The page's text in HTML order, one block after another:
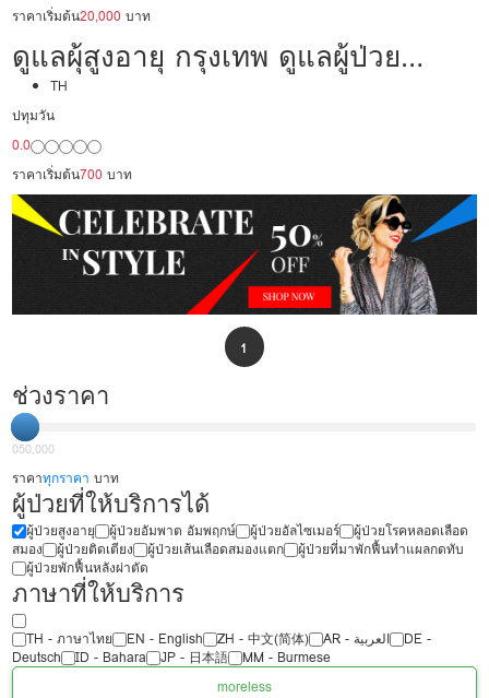
ราคาเริ่มต้น20,000 บาท
ดูแลผุ้สูงอายุ กรุงเทพ ดูแลผู้ป่วย
20,000/เดือน มืออาชีพ พร้อมทำงาน
TH
ปทุมวัน
0.0
ราคาเริ่มต้น700 บาท
1
ช่วงราคา
050,000
ราคาทุกราคา บาท
ผู้ป่วยที่ให้บริการได้
ผู้ป่วยสูงอายุ ผู้ป่วยอัมพาต อัมพฤกษ์ ผู้ป่วยอัลไซเมอร์
ผู้ป่วยโรคหลอดเลือด
สมอง
ผู้ป่วยติดเตียง ผู้ป่วยเส้นเลือดสมองแตก
ผู้ป่วยที่มาพักฟื้นทำแผลกดทับ
ผู้ป่วยพักฟื้นหลังผ่าตัด
ภาษาที่ให้บริการ
TH - ‏ภาษาไทย EN - English ZH - 中文(简体) ‏AR - ‏العربية‏
DE -
Deutsch
ID - Bahara JP - 日本語
MM - Burmese
moreless